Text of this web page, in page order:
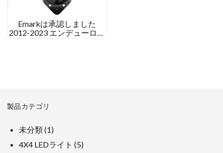
Emarkは承認しました
2012-2023 エンデューロシ
製品カテゴリ
未分類 11
製
4X4 LEDライト 55